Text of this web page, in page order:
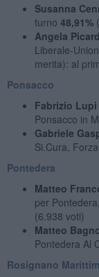
Susanna
turno 48,91%
Angela
Liberale-
merita): al
Ponsacco
Fabrizio Lupi
Ponsacco in
Gabriele
Si.Cura,
Pontedera
Matteo
per
(6.938 voti)
Matteo
Pontedera Al
Rosignano